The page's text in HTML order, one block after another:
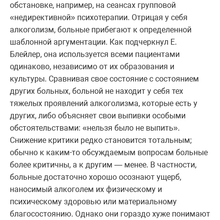
обстановке, например, на сеансах групповой
«недирективной» психотерапии. Отрицая у себя
алкоголизм, больные прибегают к определенной
шаблонной аргументации. Как подчеркнул Е.
Блейлер, она используется всеми пациентами
одинаково, независимо от их образования и
культуры. Сравнивая свое состояние с состоянием
других больных, больной не находит у себя тех
тяжелых проявлений алкоголизма, которые есть у
других, либо объясняет свои выпивки особыми
обстоятельствами: «нельзя было не выпить».
Снижение критики редко становится тотальным;
обычно к каким-то обсуждаемым вопросам больные
более критичны, а к другим — менее. В частности,
больные достаточно хорошо осознают ущерб,
наносимый алкоголем их физическому и
психическому здоровью или материальному
благосостоянию. Однако они гораздо хуже понимают